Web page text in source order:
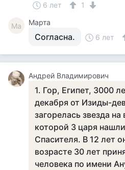
6 лет 1
Ма Марта
Согласна. 6 лет
Андрей Владимирович
1. Гор, Египет, 3000
декабря от Изиды-
загорелась звезда
которой 3 царя
Спасителя. В 12 лет
возрасте 30 лет
человека по имени